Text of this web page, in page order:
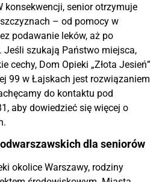
konsekwencji, senior otrzymuje
– od pomocy w
podawanie leków, aż po
Jeśli szukają Państwo miejsca,
cechy, Dom Opieki „Złota Jesień”
99 w Łajskach jest rozwiązaniem
do kontaktu pod
aby dowiedzieć się więcej o
dla seniorów
okolice Warszawy, rodziny